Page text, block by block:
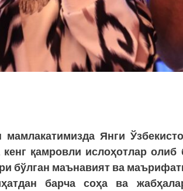
мамлакатимизда Янги
кенг қамровли ислоҳотлар олиб
бўлган маънавият ва
барча соҳа ва